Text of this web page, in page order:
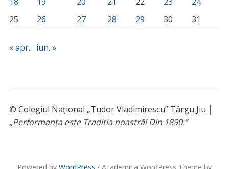
25
26 27 28 29 30 31
« apr. iun. »
© Colegiul Național „Tudor Vladimirescu” Târgu Jiu │
„Performanța este Tradiția noastră! Din 1890.”